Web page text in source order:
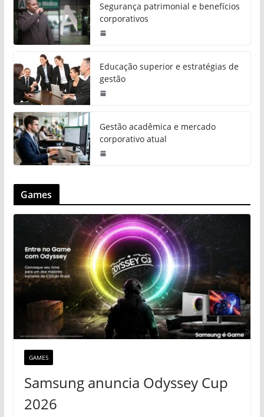
Segurança patrimonial e benefícios
corporativos
Educação superior e estratégias de
gestão
Gestão acadêmica e mercado
corporativo atual
Games
GAMES
Samsung anuncia Odyssey Cup
2026